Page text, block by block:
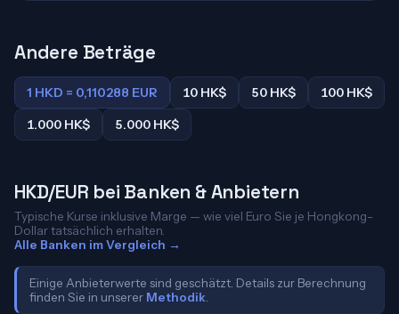
Andere Beträge
1 HKD = 0,110288 EUR 10 HK$ 50 HK$
100 HK$
1.000 HK$
5.000 HK$
HKD/EUR bei Banken & Anbietern
Typische Kurse inklusive Marge — wie viel Euro Sie je Hongkong-
Dollar tatsächlich erhalten.
Alle Banken im Vergleich →
Einige Anbieterwerte sind geschätzt. Details zur Berechnung
finden Sie in unserer Methodik